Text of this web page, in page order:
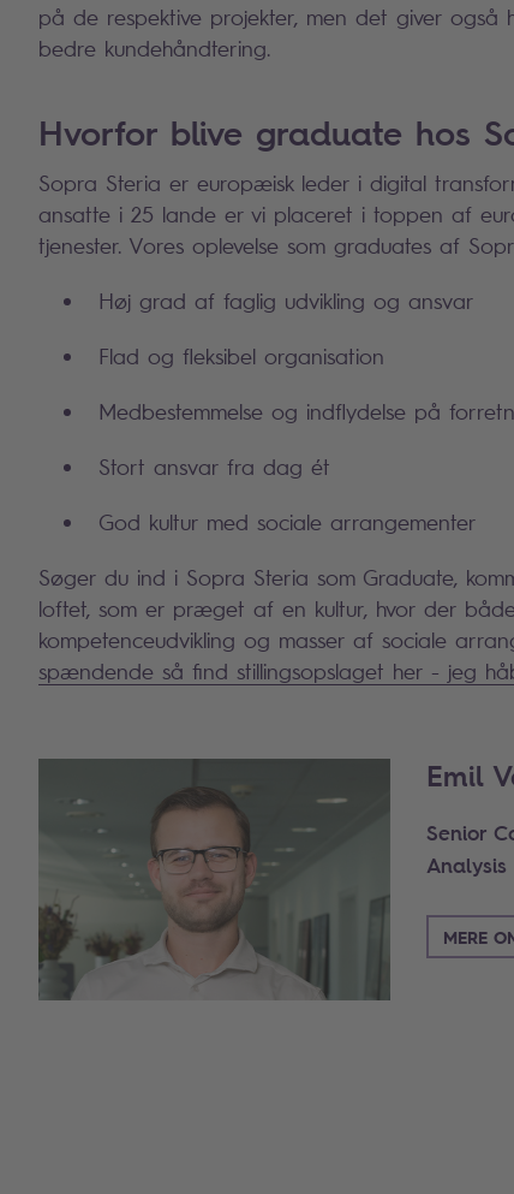
på de respektive projekter, men det giver
bedre kundehåndtering.
Hvorfor blive graduate hos
Sopra Steria er europæisk leder i digital
ansatte i 25 lande er vi placeret i toppen af
tjenester. Vores oplevelse som graduates af
Høj grad af faglig udvikling og ansvar
Flad og fleksibel organisation
Medbestemmelse og indflydelse på
Stort ansvar fra dag ét
God kultur med sociale arrangementer
Søger du ind i Sopra Steria som Graduate,
loftet, som er præget af en kultur, hvor der
kompetenceudvikling og masser af sociale
spændende så find stillingsopslaget her - jeg
Emil
Senior Consultant - Business
Analysis
MERE